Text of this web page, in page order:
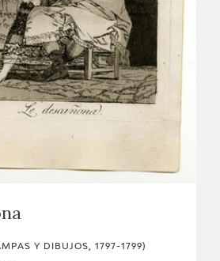
Y DIBUJOS, 1797-1799)